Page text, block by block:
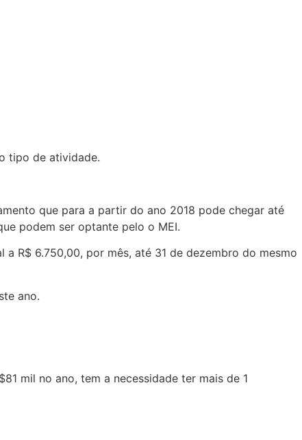
tipo de atividade.
que para a partir do ano 2018 pode chegar até
podem ser optante pelo o MEI.
R$ 6.750,00, por mês, até 31 de dezembro do mesmo
ano.
mil no ano, tem a necessidade ter mais de 1